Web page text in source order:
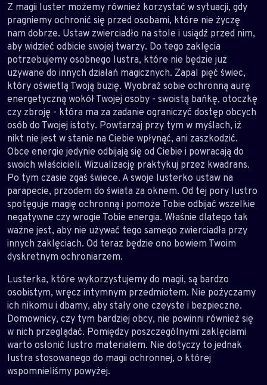
Z magii luster możemy również korzystać w sytuacji, gdy
pragniemy ochronić się przed osobami, które nie życzę
nam dobrze. Ustaw zwierciadło na stole i usiądź przed nim,
aby widzieć odbicie swojej twarzy. Do tego zaklęcia
potrzebujemy osobnego lustra, które nie będzie już
używane do innych działań magicznych. Zapal pięć świec,
który oświetlą Twoją buzię. Wyobraź sobie ochronną aurę
energetyczną wokół Twojej osoby - swoistą bańkę, otoczkę
czy zbroję - która ma za zadanie ograniczyć dostęp obcych
osób do Twojej istoty. Powtarzaj przy tym w myślach, iż
nikt nie jest w stanie na Ciebie wpłynąć, ani zaszkodzić.
Obce energie jedynie odbijają się od Ciebie i powracają do
swoich właścicieli. Wizualizację praktykuj przez kwadrans.
Po tym czasie zgaś świece. A swoje lusterko ustaw na
parapecie, przodem do świata za oknem. Od tej pory lustro
spotęguje magię ochronną i pomoże Tobie odbijać wszelkie
negatywne czy wrogie Tobie energia. Właśnie dlatego tak
ważne jest, aby nie używać tego samego zwierciadła przy
innych zaklęciach. Od teraz będzie ono bowiem Twoim
dyskretnym ochroniarzem.
Lusterka, które wykorzystujemy do magii, są bardzo
osobistym, wręcz intymnym przedmiotem. Nie pożyczamy
ich nikomu i dbamy, aby stały one czeyste i bezpieczne.
Domownicy, czy tym bardziej obcy, nie powinni również się
w nich przeglądać. Pomiędzy poszczególnymi zaklęciami
warto osłonić lustro materiałem. Nie dotyczy to jednak
lustra stosowanego do magii ochronnej, o której
wspomnieliśmy powyżej.